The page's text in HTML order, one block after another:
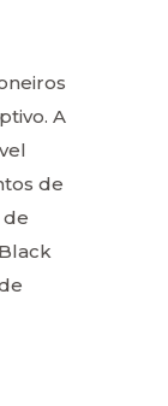
A
de
de